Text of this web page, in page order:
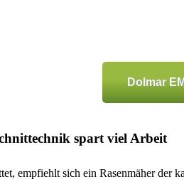
Dolmar
spart viel Arbeit
empfiehlt sich ein Rasenmäher der